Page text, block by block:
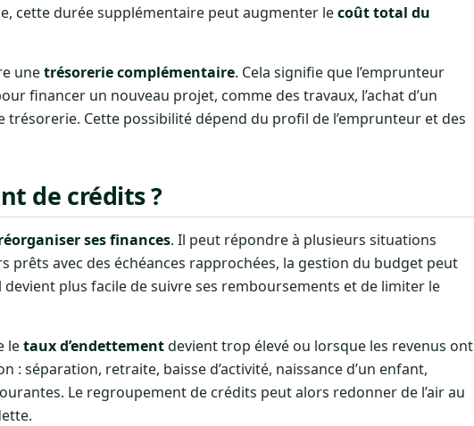
cette durée supplémentaire peut augmenter lecoût total du
unetrésorerie complémentaire. Cela signifie que l’emprunteur
financer un nouveau projet, comme des travaux, l’achat d’un
Cette possibilité dépend du profil de l’emprunteur et des
de crédits ?
ses finances. Il peut répondre à plusieurs situations
prêts avec des échéances rapprochées, la gestion du budget peut
plus facile de suivre ses remboursements et de limiter le
letaux d’endettementdevient trop élevé ou lorsque les revenus ont
: séparation, retraite, baisse d’activité, naissance d’un enfant,
Le regroupement de crédits peut alors redonner de l’air au